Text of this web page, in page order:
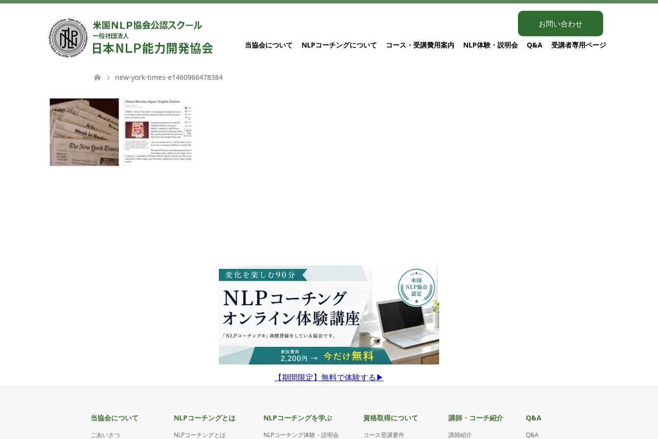
お問い合わせ
当協会について NLPコーチングについて コース・受講費用案内 NLP体験・説明会 Q&A 受講者専用ページ
new-york-times-e1460966478384
【期間限定】無料で体験する▶︎
当協会について
ごあいさつ
NLPコーチングとは
NLPコーチングとは
NLPコーチングを学ぶ
NLPコーチング体験・説明会
資格取得について
コース受講要件
講師・コーチ紹介
講師紹介
Q&A
Q&A